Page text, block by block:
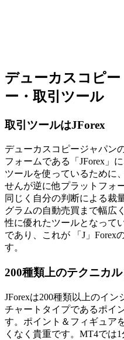
デューカスコピ
ー・取引ツール
取引ツールはJForex
デューカスコピージャパン
フォームである「JForex」
ツールを使っているために
せんが逆に他プラットフォ
同じく自分の判断による裁
グラムの自動売買まで幅広
性に優れたツールとなって
であり、これが 「J」Forex
す。
200種類上のテクニカ
JForexは200種類以上のイン
チャートタイプであるポイ
す。ポイント＆フィギュア
くなく貴重です。MT4では